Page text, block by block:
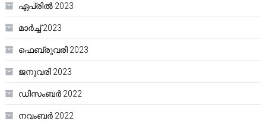
ഏപ്രിൽ 2023
മാർച്ച്‌ 2023
ഫെബ്രുവരി 2023
ജനുവരി 2023
ഡിസംബർ 2022
നവംബർ 2022